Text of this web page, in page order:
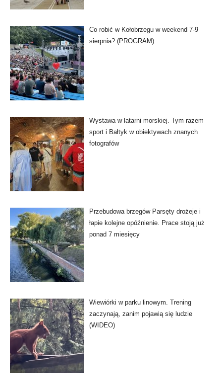
Co robić w Kołobrzegu w weekend 7-9
sierpnia? (PROGRAM)
Wystawa w latarni morskiej. Tym razem
sport i Bałtyk w obiektywach znanych
fotografów
Przebudowa brzegów Parsęty drożeje i
łapie kolejne opóźnienie. Prace stoją już
ponad 7 miesięcy
Wiewiórki w parku linowym. Trening
zaczynają, zanim pojawią się ludzie
(WIDEO)